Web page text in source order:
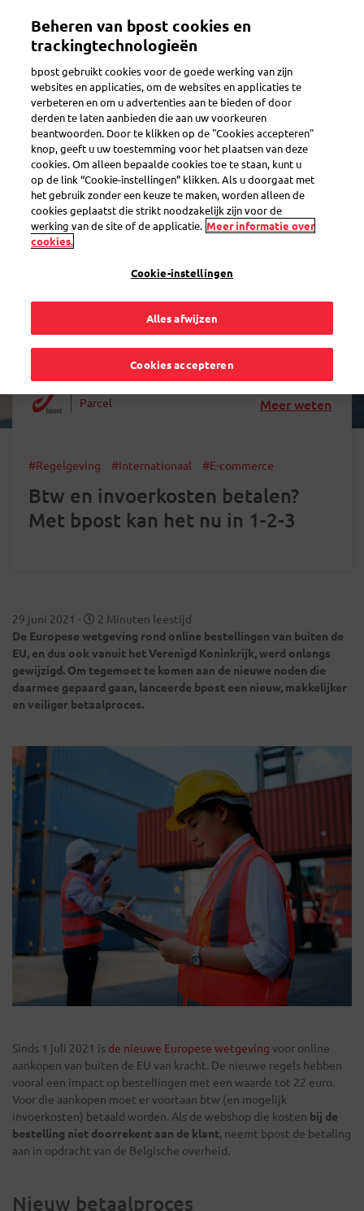
inhoud
Toggle navigation
Terug
Parcel Meer weten
#Regelgeving #Internationaal #E-commerce
Btw en invoerkosten betalen?
Met bpost kan het nu in 1-2-3
29 juni 2021 -
2 Minuten leestijd
De Europese wetgeving rond online bestellingen van buiten de
EU, en dus ook vanuit het Verenigd Koninkrijk, werd onlangs
gewijzigd. Om tegemoet te komen aan de nieuwe noden die
daarmee gepaard gaan, lanceerde bpost een nieuw, makkelijker
en veiliger betaalproces.
Sinds 1 juli 2021 is de nieuwe Europese wetgeving voor online
aankopen van buiten de EU van kracht. De nieuwe regels hebben
vooral een impact op bestellingen met een waarde tot 22 euro.
Voor die aankopen moet er voortaan btw (en mogelijk
invoerkosten) betaald worden. Als de webshop die kosten bij de
bestelling niet doorrekent aan de klant, neemt bpost de betaling
aan in opdracht van de Belgische overheid.
Nieuw betaalproces
Beheren van bpost cookies en
trackingtechnologieën
bpost gebruikt cookies voor de goede werking van zijn
websites en applicaties, om de websites en applicaties te
verbeteren en om u advertenties aan te bieden of door
derden te laten aanbieden die aan uw voorkeuren
beantwoorden. Door te klikken op de "Cookies accepteren"
knop, geeft u uw toestemming voor het plaatsen van deze
cookies. Om alleen bepaalde cookies toe te staan, kunt u
op de link “Cookie-instellingen” klikken. Als u doorgaat met
het gebruik zonder een keuze te maken, worden alleen de
cookies geplaatst die strikt noodzakelijk zijn voor de
werking van de site of de applicatie. Meer informatie over
cookies.
Cookie-instellingen
Alles afwijzen
Cookies accepteren